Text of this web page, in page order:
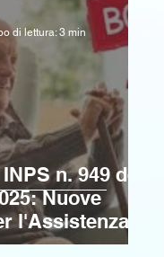
n. 949 del
Nuove
l'Assistenza
e il Sostegno
di lettura: 3 min